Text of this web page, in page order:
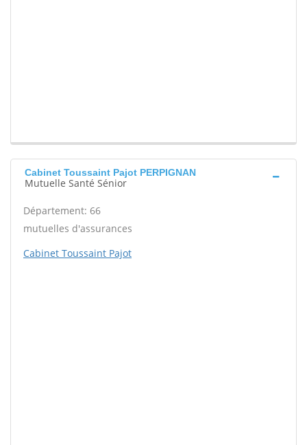
Cabinet Toussaint Pajot PERPIGNAN
Mutuelle Santé Sénior
Département: 66
mutuelles d'assurances
Cabinet Toussaint Pajot